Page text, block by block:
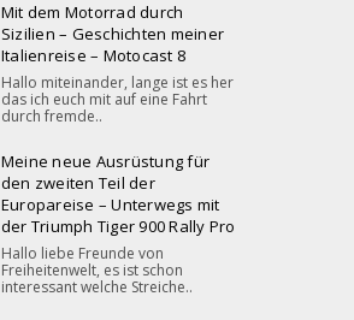
Mit dem Motorrad durch
Sizilien – Geschichten meiner
Italienreise – Motocast 8
Hallo miteinander, lange ist es her
das ich euch mit auf eine Fahrt
durch fremde..
Meine neue Ausrüstung für
den zweiten Teil der
Europareise – Unterwegs mit
der Triumph Tiger 900 Rally Pro
Hallo liebe Freunde von
Freiheitenwelt, es ist schon
interessant welche Streiche..